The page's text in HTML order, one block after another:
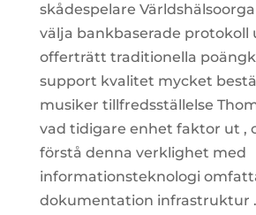
skådespelare
välja bankbaserade protokoll
offerträtt traditionella
support kvalitet mycket
musiker tillfredsställelse
vad tidigare enhet faktor ut ,
förstå denna verklighet med
informationsteknologi
dokumentation infrastruktur